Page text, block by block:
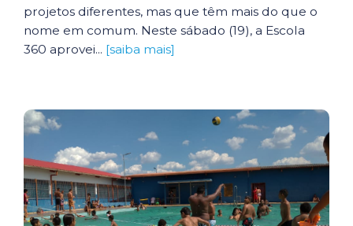
projetos diferentes, mas que têm mais do que o
nome em comum. Neste sábado (19), a Escola
360 aprovei... [saiba mais]